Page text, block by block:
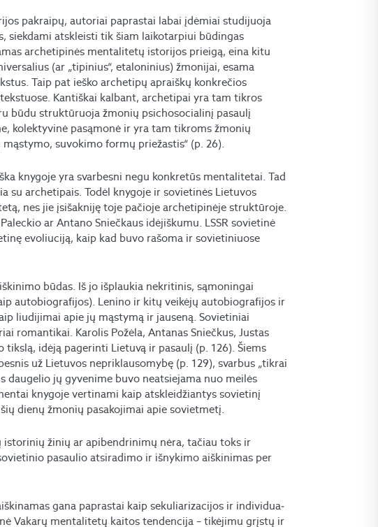
pakraipų, autoriai paprastai labai įdėmiai studijuoja
siekdami atskleisti tik šiam laikotarpiui būdingas
archetipinės mentalitetų istorijos prieigą, eina kitu
(ar „tipinius“, etaloninius) žmonijai, esama
Taip pat ieško archetipų apraiškų konkrečios
Kantiškai kalbant, archetipai yra tam tikros
būdu struktūruoja žmonių psichosocialinį pasaulį
kolektyvinė pasąmonė ir yra tam tikroms žmonių
suvokimo formų priežastis“ (p. 26).
knygoje yra svarbesni negu konkretūs mentalitetai. Tad
su archetipais. Todėl knygoje ir sovietinės Lietuvos
nes jie įsišakniję toje pačioje archetipinėje struktūroje.
ar Antano Sniečkaus idėjiškumu. LSSR sovietinė
evoliuciją, kaip kad buvo rašoma ir sovietiniuose
būdas. Iš jo išplaukia nekritinis, sąmoningai
autobiografijos). Lenino ir kitų veikėjų autobiografijos ir
liudijimai apie jų mąstymą ir jauseną. Sovietiniai
romantikai. Karolis Požėla, Antanas Sniečkus, Justas
idėją pagerinti Lietuvą ir pasaulį (p. 126). Šiems
už Lietuvos nepriklausomybę (p. 129), svarbus „tikrai
jų gyvenime buvo neatsiejama nuo meilės
knygoje vertinami kaip atskleidžiantys sovietinį
dienų žmonių pasakojimai apie sovietmetį.
istorinių žinių ar apibendrinimų nėra, tačiau toks ir
pasaulio atsiradimo ir išnykimo aiškinimas per
gana paprastai kaip sekuliarizacijos ir individua­
Vakarų mentalitetų kaitos tendencija – tikėjimu grįstų ir